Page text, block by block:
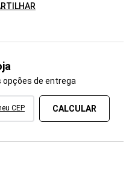
opções de entrega
CEP